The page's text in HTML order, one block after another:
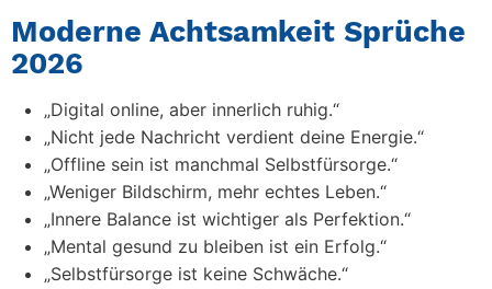
Moderne Achtsamkeit Sprüche
2026
„Digital online, aber innerlich ruhig.“
„Nicht jede Nachricht verdient deine Energie.“
„Offline sein ist manchmal Selbstfürsorge.“
„Weniger Bildschirm, mehr echtes Leben.“
„Innere Balance ist wichtiger als Perfektion.“
„Mental gesund zu bleiben ist ein Erfolg.“
„Selbstfürsorge ist keine Schwäche.“